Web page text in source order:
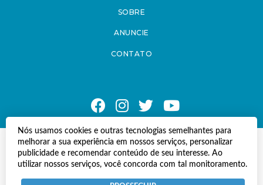
Nós usamos cookies e outras tecnologias semelhantes para
melhorar a sua experiência em nossos serviços, personalizar
publicidade e recomendar conteúdo de seu interesse. Ao
utilizar nossos serviços, você concorda com tal monitoramento.
SOBRE
ANUNCIE
CONTATO
© Copyright 2021 A Notícia do Caparaó.
Todos os direitos reservados.
Desenvolvido por